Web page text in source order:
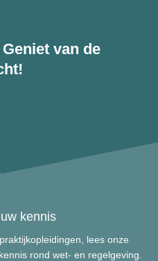
van de
kennis
lees onze
rond wet- en regelgeving.